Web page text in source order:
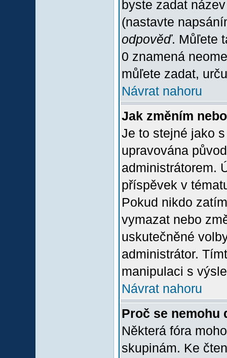
byste zadat
(nastavte
odpověď. Můľete
0 znamená
můľete zadat,
Návrat nahoru
Jak změním
Je to stejné jako
upravována
administrátorem.
příspěvek v
Pokud nikdo
vymazat nebo
uskutečněné
administrátor.
manipulaci s
Návrat nahoru
Proč se nemohu
Některá fóra
skupinám. Ke